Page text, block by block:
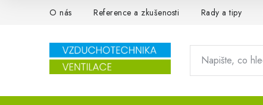
Přejít na obsahO nás Reference a zkušenosti Rady a tipy